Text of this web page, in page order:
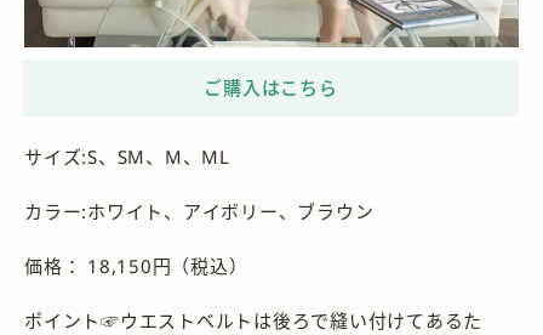
サイズ:S、SM、M、ML
カラー:ホワイト、アイボリー、ブラウン
価格： 18,150円（税込）
ポイント☞ウエストベルトは後ろで縫い付けてあるた